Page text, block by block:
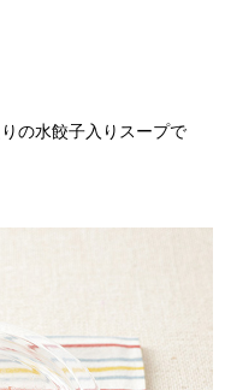
の水餃子入りスープで